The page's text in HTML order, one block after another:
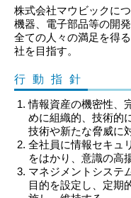
株式会社マウビックに
機器、電子部品等の開
全ての人々の満足を得
社を目指す。
行動指針
情報資産の機密性、
めに組織的、技術的
技術や新たな脅威に
全社員に情報セキュ
をはかり、意識の高
マネジメントシステ
目的を設定し、定期